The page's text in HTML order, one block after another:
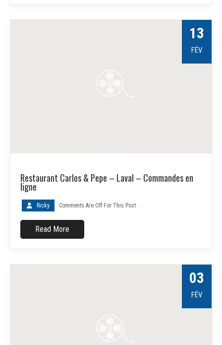
13
FÉV
Restaurant Carlos & Pepe – Laval – Commandes en
ligne
Ricky Comments Are Off For This Post.
Read More
03
FÉV